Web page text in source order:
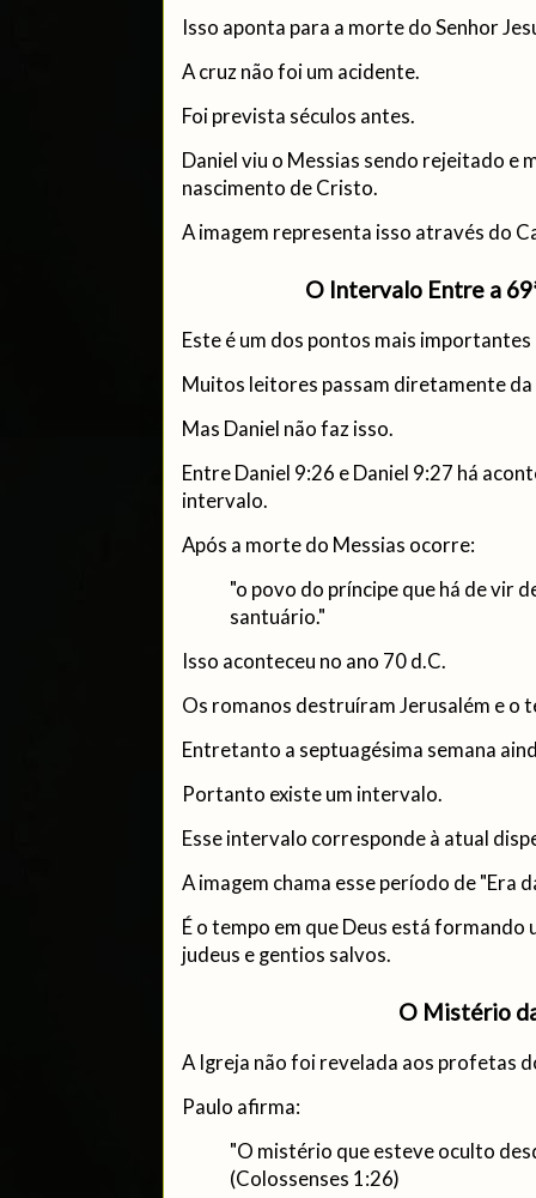
Isso aponta para a morte do Senhor
A cruz não foi um acidente.
Foi prevista séculos antes.
Daniel viu o Messias sendo rejeitado e
nascimento de Cristo.
A imagem representa isso através do
O Intervalo Entre a
Este é um dos pontos mais
Muitos leitores passam diretamente da
Mas Daniel não faz isso.
Entre Daniel 9:26 e Daniel 9:27 há
intervalo.
Após a morte do Messias ocorre:
"o povo do príncipe que há de vir
santuário."
Isso aconteceu no ano 70 d.C.
Os romanos destruíram Jerusalém e o
Entretanto a septuagésima semana
Portanto existe um intervalo.
Esse intervalo corresponde à atual
A imagem chama esse período de "Era
É o tempo em que Deus está
judeus e gentios salvos.
O Mistério
A Igreja não foi revelada aos profetas
Paulo afirma:
"O mistério que esteve oculto
(Colossenses 1:26)